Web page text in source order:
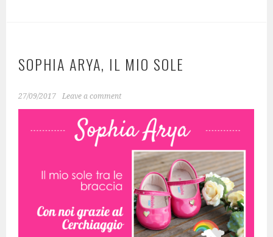
SOPHIA ARYA, IL MIO SOLE
27/09/2017 Leave a comment